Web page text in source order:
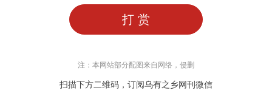
打 赏
注：本网站部分配图来自网络，侵删
扫描下方二维码，订阅乌有之乡网刊微信